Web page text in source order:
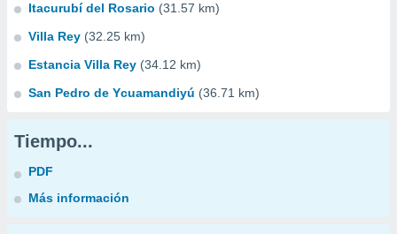
Itacurubí del Rosario (31.57 km)
Villa Rey (32.25 km)
Estancia Villa Rey (34.12 km)
San Pedro de Ycuamandiyú (36.71 km)
Tiempo...
PDF
Más información